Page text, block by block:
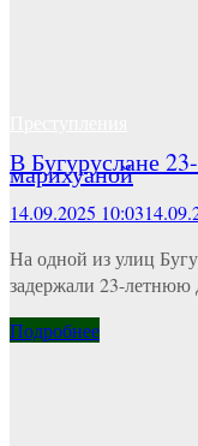
В Бугуруслане
марихуаной
14.09.2025 10:03
На одной из улиц
задержали 23-
Подробнее